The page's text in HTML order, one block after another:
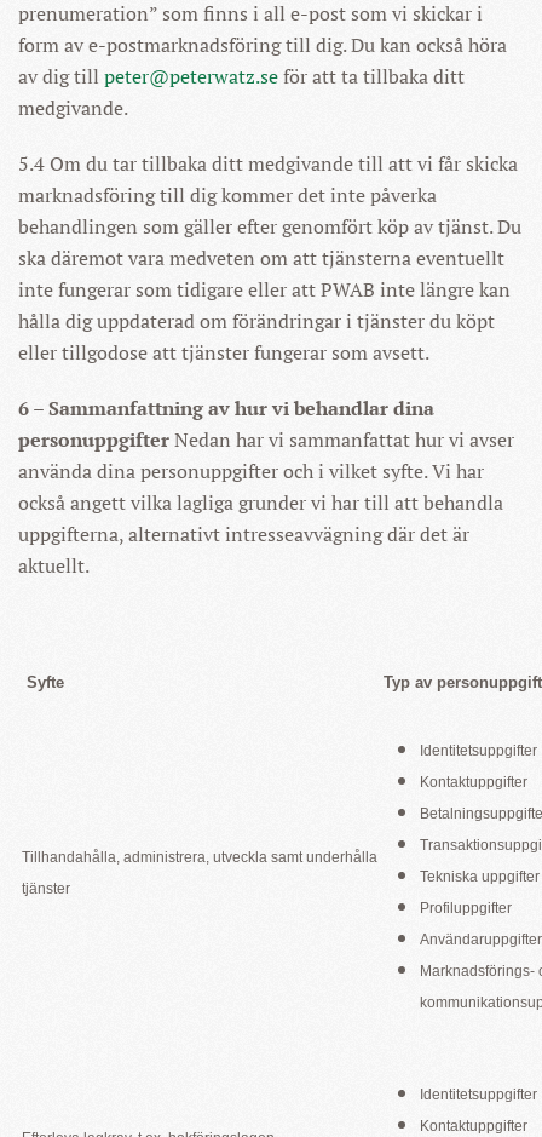
prenumeration” som finns i all e-post som vi skickar i
form av e-postmarknadsföring till dig. Du kan också höra
av dig till peter@peterwatz.seför att ta tillbaka ditt
medgivande.
5.4 Om du tar tillbaka ditt medgivande till att vi får skicka
marknadsföring till dig kommer det inte påverka
behandlingen som gäller efter genomfört köp av tjänst. Du
ska däremot vara medveten om att tjänsterna eventuellt
inte fungerar som tidigare eller att PWAB inte längre kan
hålla dig uppdaterad om förändringar i tjänster du köpt
eller tillgodose att tjänster fungerar som avsett.
6 – Sammanfattning av hur vi behandlar dina
personuppgifterNedan har vi sammanfattat hur vi avser
använda dina personuppgifter och i vilket syfte. Vi har
också angett vilka lagliga grunder vi har till att behandla
uppgifterna, alternativt intresseavvägning där det är
aktuellt.
Syfte Typ av personuppgift
Tillhandahålla, administrera, utveckla samt underhålla
tjänster
Identitetsuppgifter
Kontaktuppgifter
Tekniska uppgifter
Profiluppgifter
Användaruppgifter
Marknadsförings-
Identitetsuppgifter
Kontaktuppgifter